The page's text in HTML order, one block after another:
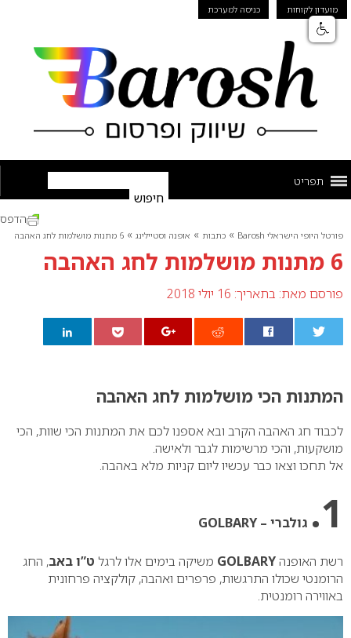
מועדון לקוחות כניסה למערכת
תפריט
פורטל היופי הישראלי Barosh » כתבות » אופנה וסטיילינג » 6 מתנות מושלמות לחג האהבה
6 מתנות מושלמות לחג האהבה
פורסם מאת: בתאריך: 16 יולי 2018
הדפס
המתנות הכי מושלמות לחג האהבה
לכבוד חג האהבה הקרב ובא אספנו לכם את המתנות הכי שוות, הכי
מושקעות, והכי מרשימות לגבר ולאישה.
אל תחכו וצאו כבר עכשיו ליום קניות מלא באהבה.
1. גולברי – GOLBARY
רשת האופנהGOLBARY משיקה בימים אלו לרגל ט”ו באב, החג
הרומנטי שכולו התרגשות, פרפרים ואהבה, קולקציה פרחונית
באווירה רומנטית.